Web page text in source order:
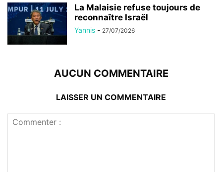
La Malaisie refuse toujours de
reconnaître Israël
Yannis - 27/07/2026
AUCUN COMMENTAIRE
LAISSER UN COMMENTAIRE